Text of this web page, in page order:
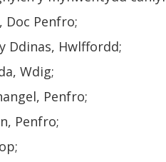
Doc Penfro;
Ddinas, Hwlffordd;
Wdig;
Penfro;
Penfro;